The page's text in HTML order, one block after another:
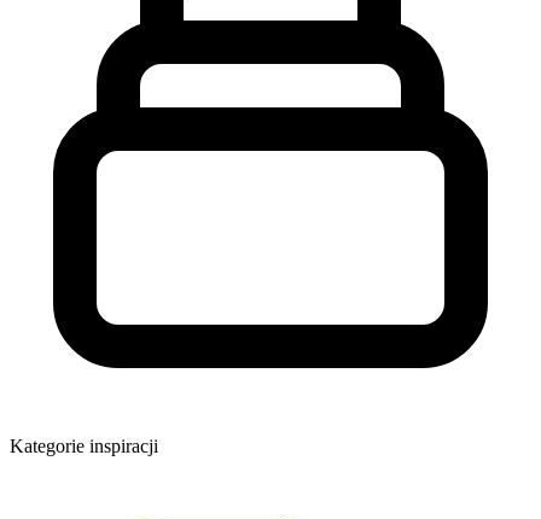
Kategorie inspiracji